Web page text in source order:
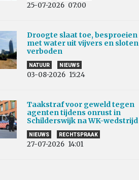
25-07-2026 07:00
Droogte slaat toe, besproeien
met water uit vijvers en sloten
verboden
NATUUR NIEUWS
03-08-2026 15:24
Taakstraf voor geweld tegen
agenten tijdens onrust in
Schilderswijk na WK-wedstrijd
NIEUWS RECHTSPRAAK
27-07-2026 14:01